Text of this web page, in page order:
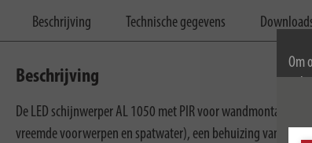
Om
Beschrijving Technische gegevens
Beschrijving
De LED schijnwerper AL 1050 met PIR voor wandmontage
vreemde voorwerpen en spatwater), een behuizing van